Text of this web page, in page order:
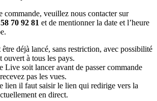
commande, veuillez nous contacter sur
70 92 81‬ et de mentionner la date et l’heure
déjà lancé, sans restriction, avec possibilité
ouvert à tous les pays.
Live soit lancer avant de passer commande
pas les vues.
lien il faut saisir le lien qui redirige vers la
en direct.